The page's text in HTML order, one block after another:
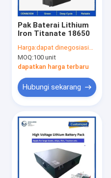
Pak Baterai Lithium
Iron Titanate 18650
Harga:dapat dinegosiasikan
MOQ:100 unit
dapatkan harga terbaru
Hubungi sekarang